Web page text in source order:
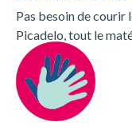
Pas besoin de courir
Picadelo, tout le